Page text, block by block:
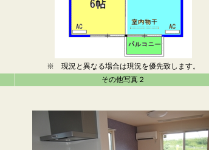
※ 現況と異なる場合は現況を優先致します。
その他写真２